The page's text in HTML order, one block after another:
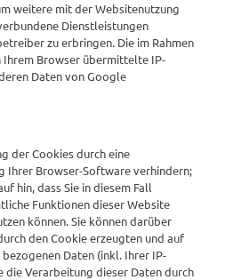
weitere mit der Websitenutzung
Dienstleistungen
zu erbringen. Die im Rahmen
Browser übermittelte IP-
Daten von Google
der Cookies durch eine
Ihrer Browser-Software verhindern;
hin, dass Sie in diesem Fall
Funktionen dieser Website
können. Sie können darüber
den Cookie erzeugten und auf
Daten (inkl. Ihrer IP-
die Verarbeitung dieser Daten durch